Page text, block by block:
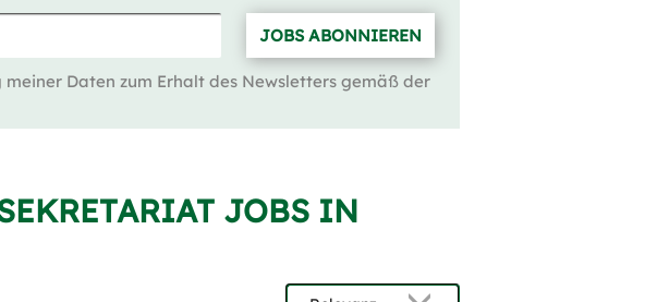
JOBS ABONNIEREN
Daten zum Erhalt des Newsletters gemäß der
JOBS IN